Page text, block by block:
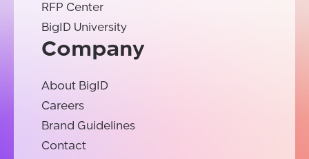
RFP Center
BigID University
Company
About BigID
Careers
Brand Guidelines
Contact